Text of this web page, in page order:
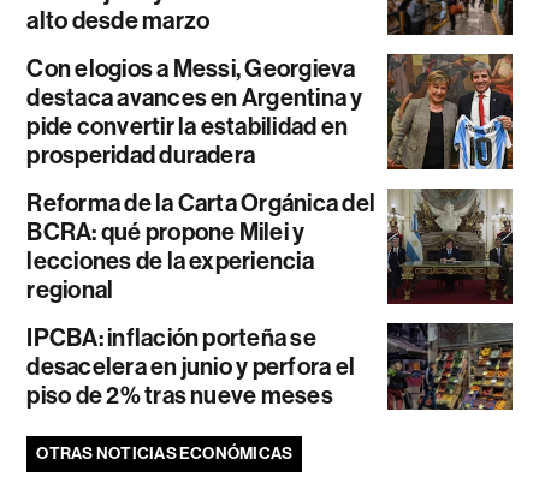
alto desde marzo
Con elogios a Messi, Georgieva
destaca avances en Argentina y
pide convertir la estabilidad en
prosperidad duradera
Reforma de la Carta Orgánica del
BCRA: qué propone Milei y
lecciones de la experiencia
regional
IPCBA: inflación porteña se
desacelera en junio y perfora el
piso de 2% tras nueve meses
OTRAS NOTICIAS ECONÓMICAS